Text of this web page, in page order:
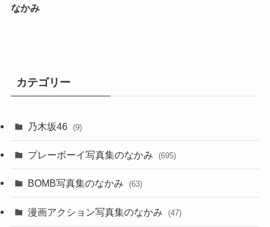
なかみ
カテゴリー
乃木坂46 (9)
プレーボーイ写真集のなかみ (695)
BOMB写真集のなかみ (63)
漫画アクション写真集のなかみ (47)